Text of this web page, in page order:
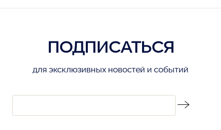
ПОДПИСАТЬСЯ
для эксклюзивных новостей и событий